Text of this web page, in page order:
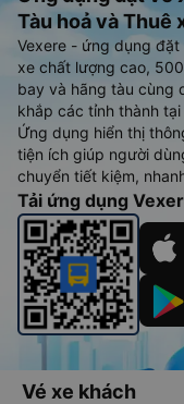
Tàu hoả và Thuê
Vexere - ứng dụng
xe chất lượng cao,
bay và hãng tàu cùng
khắp các tỉnh thành tại
Ứng dụng hiển thị
tiện ích giúp người
chuyển tiết kiệm,
Tải ứng dụng
Vé xe khách